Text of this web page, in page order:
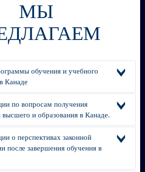
МЫ
обучения и учебного
Канаде
по вопросам получения
высшего и образования в Канаде.
о перспективах законной
после завершения обучения в